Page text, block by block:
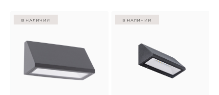
в наличии в наличии